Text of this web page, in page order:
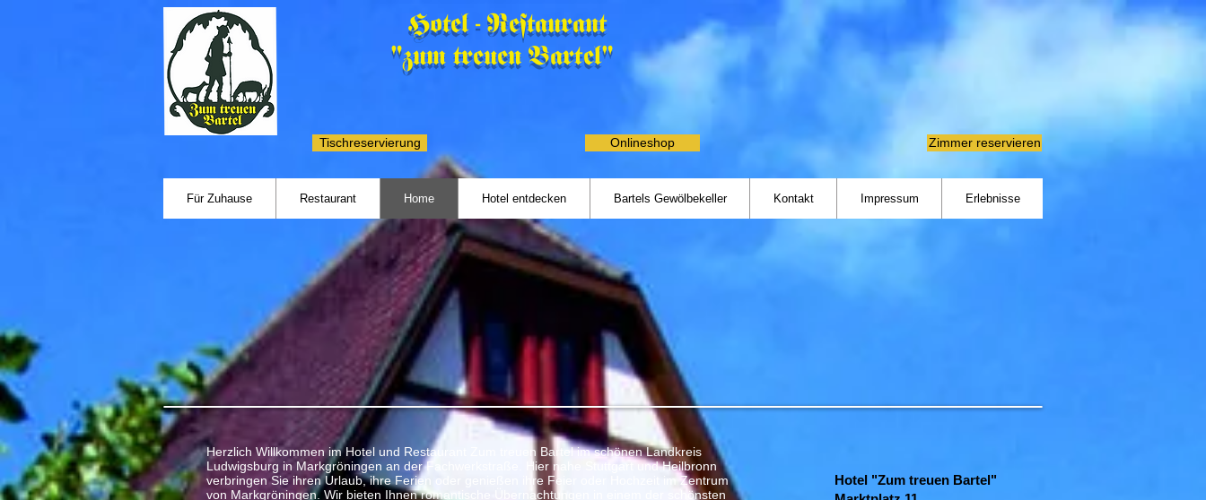
Hotel - Restaurant
"zum treuen Bartel"
Tischreservierung Onlineshop Zimmer reservieren
Für Zuhause Restaurant Home Hotel entdecken Bartels Gewölbekeller Kontakt Impressum Erlebnisse
Herzlich Willkommen im Hotel und Restaurant Zum treuen Bartel im schönen Landkreis
Ludwigsburg in Markgröningen an der Fachwerkstraße. Hier nahe Stuttgart und Heilbronn
verbringen Sie ihren Urlaub, ihre Ferien oder genießen ihre Feier oder Hochzeit im Zentrum
von Markgröningen. Wir bieten Ihnen romantische Übernachtungen in einem der schönsten
Hotel "Zum treuen Bartel"